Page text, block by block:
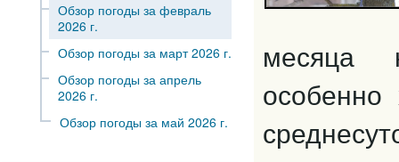
месяца
Обзор погоды за февраль
2026 г.
Обзор погоды за март 2026 г.
Обзор погоды за апрель
2026 г.
Обзор погоды за май 2026 г.